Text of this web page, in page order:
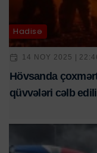
Hadisə
14 NOY 2025 |
Hövsanda
qüvvələri cəlb